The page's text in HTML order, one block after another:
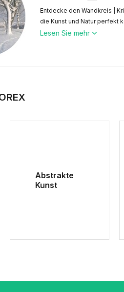
Entdecke den Wandkreis |
die Kunst und Natur perfekt
Lesen Sie mehr
Abstrakte
Kunst